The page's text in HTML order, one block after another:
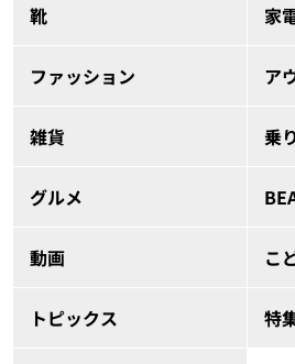
靴 家
ファッション ア
雑貨 乗
グルメ
動画 こ
トピックス 特